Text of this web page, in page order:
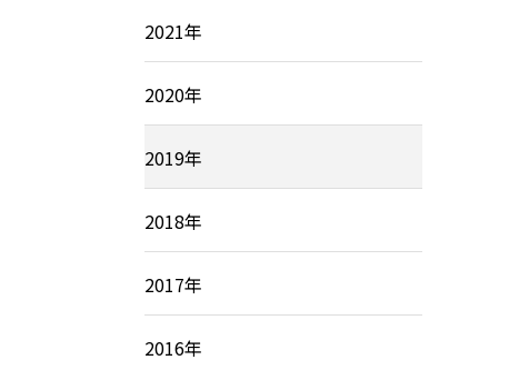
2021年
2020年
2019年
2018年
2017年
2016年